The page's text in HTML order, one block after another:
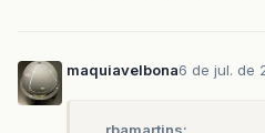
maquiavelbona6 de jul. de